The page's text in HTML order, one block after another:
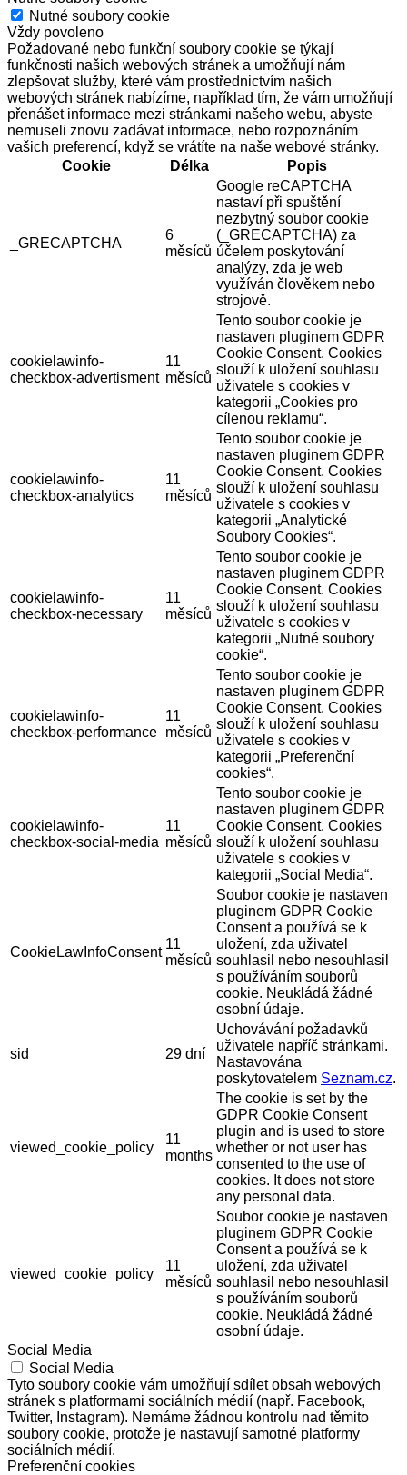
Nutné soubory cookie
Vždy povoleno
Požadované nebo funkční soubory cookie se týkají
funkčnosti našich webových stránek a umožňují nám
zlepšovat služby, které vám prostřednictvím našich
webových stránek nabízíme, například tím, že vám umožňují
přenášet informace mezi stránkami našeho webu, abyste
nemuseli znovu zadávat informace, nebo rozpoznáním
vašich preferencí, když se vrátíte na naše webové stránky.
Cookie
Délka Popis
_GRECAPTCHA
6
měsíců
Google reCAPTCHA
nastaví při spuštění
nezbytný soubor cookie
(_GRECAPTCHA) za
účelem poskytování
analýzy, zda je web
využíván člověkem nebo
strojově.
cookielawinfo-
checkbox-advertisment
11
měsíců
Tento soubor cookie je
nastaven pluginem GDPR
Cookie Consent. Cookies
slouží k uložení souhlasu
uživatele s cookies v
kategorii „Cookies pro
cílenou reklamu“.
cookielawinfo-
checkbox-analytics
11
měsíců
Tento soubor cookie je
nastaven pluginem GDPR
Cookie Consent. Cookies
slouží k uložení souhlasu
uživatele s cookies v
kategorii „Analytické
Soubory Cookies“.
cookielawinfo-
checkbox-necessary
11
měsíců
Tento soubor cookie je
nastaven pluginem GDPR
Cookie Consent. Cookies
slouží k uložení souhlasu
uživatele s cookies v
kategorii „Nutné soubory
cookie“.
cookielawinfo-
checkbox-performance
11
měsíců
Tento soubor cookie je
nastaven pluginem GDPR
Cookie Consent. Cookies
slouží k uložení souhlasu
uživatele s cookies v
kategorii „Preferenční
cookies“.
cookielawinfo-
checkbox-social-media
11
měsíců
Tento soubor cookie je
nastaven pluginem GDPR
Cookie Consent. Cookies
slouží k uložení souhlasu
uživatele s cookies v
kategorii „Social Media“.
CookieLawInfoConsent
11
měsíců
Soubor cookie je nastaven
pluginem GDPR Cookie
Consent a používá se k
uložení, zda uživatel
souhlasil nebo nesouhlasil
s používáním souborů
cookie. Neukládá žádné
osobní údaje.
sid 29 dní
Uchovávání požadavků
uživatele napříč stránkami.
Nastavována
poskytovatelem Seznam.cz.
viewed_cookie_policy
11
months
The cookie is set by the
GDPR Cookie Consent
plugin and is used to store
whether or not user has
consented to the use of
cookies. It does not store
any personal data.
viewed_cookie_policy
11
měsíců
Soubor cookie je nastaven
pluginem GDPR Cookie
Consent a používá se k
uložení, zda uživatel
souhlasil nebo nesouhlasil
s používáním souborů
cookie. Neukládá žádné
osobní údaje.
Social Media
Social Media
Tyto soubory cookie vám umožňují sdílet obsah webových
stránek s platformami sociálních médií (např. Facebook,
Twitter, Instagram). Nemáme žádnou kontrolu nad těmito
soubory cookie, protože je nastavují samotné platformy
sociálních médií.
Preferenční cookies